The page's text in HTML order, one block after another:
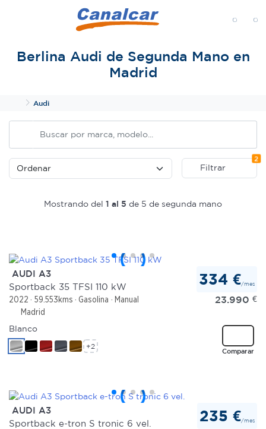
Berlina Audi de Segunda Mano en
Madrid
InicioAudi
Filtrar
2
Mostrando del 1 al 5 de 5 de segunda mano
AUDI A3
Sportback 35 TFSI 110 kW
2022 59.553kms Gasolina
Manual
Madrid
334 €/mes
23.990 €
Comparar
Blanco
+2
AUDI A3
Sportback e-tron S tronic 6 vel.
235 €/mes